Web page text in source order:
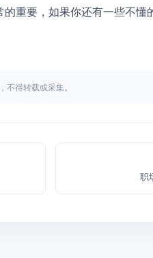
重要，如果你还有一些不
得转载或采集。
职